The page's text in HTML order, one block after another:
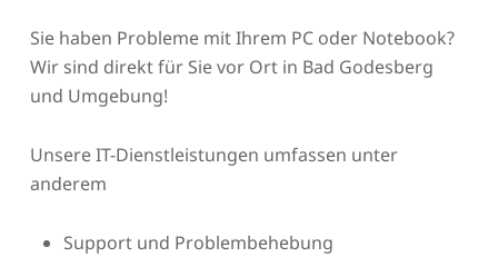
Sie haben Probleme mit Ihrem PC oder Notebook?
Wir sind direkt für Sie vor Ort in Bad Godesberg
und Umgebung!
Unsere IT-Dienstleistungen umfassen unter
anderem
Support und Problembehebung